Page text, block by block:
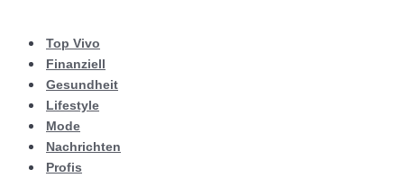
Top Vivo
Finanziell
Gesundheit
Lifestyle
Mode
Nachrichten
Profis